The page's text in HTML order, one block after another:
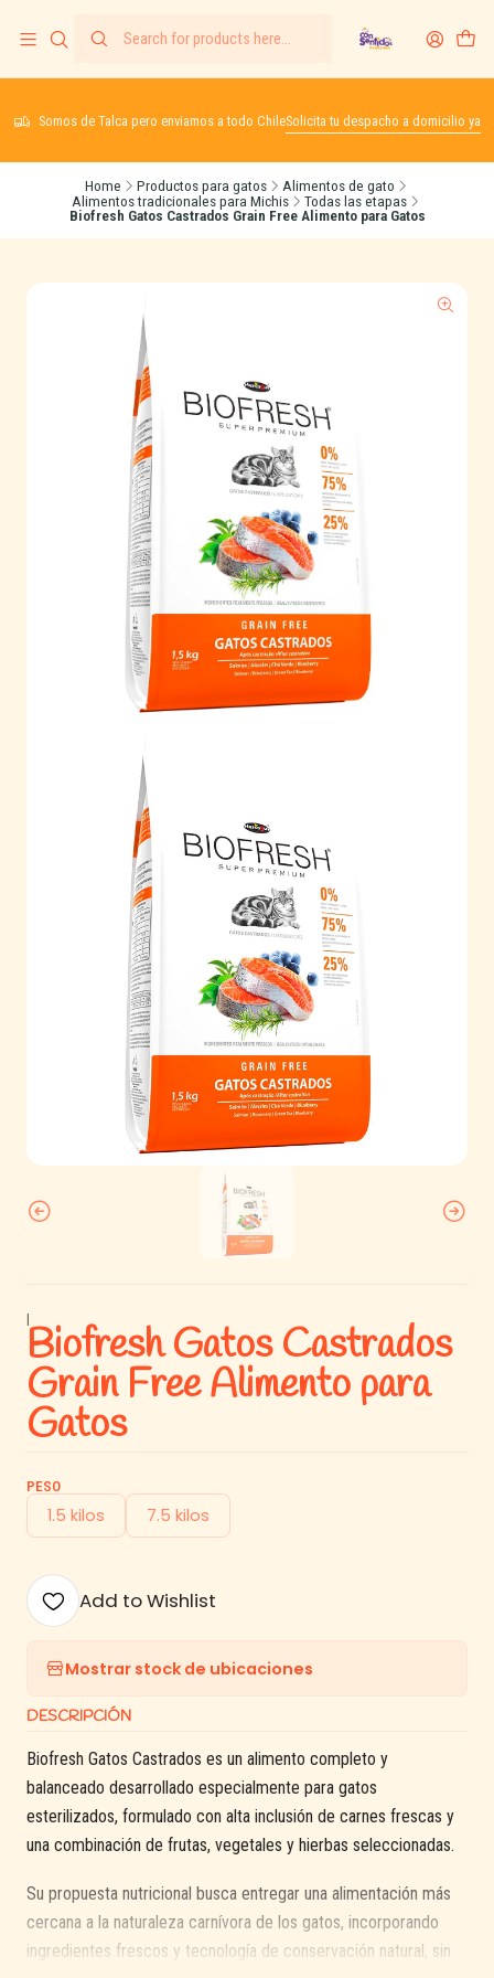
Somos de Talca pero enviamos a todo ChileSolicita tu despacho a domicilio ya
Home Productos para gatos
Alimentos de gato
Alimentos tradicionales para Michis
Todas las etapas
Biofresh Gatos Castrados Grain Free Alimento para Gatos
|
Biofresh Gatos Castrados
Grain Free Alimento para
Gatos
PESO
1.5 kilos 7.5 kilos
Add to Wishlist
Mostrar stock de ubicaciones
DESCRIPCIÓN
Biofresh Gatos Castrados es un alimento completo y
balanceado desarrollado especialmente para gatos
esterilizados, formulado con alta inclusión de carnes frescas y
una combinación de frutas, vegetales y hierbas seleccionadas.
Su propuesta nutricional busca entregar una alimentación más
cercana a la naturaleza carnívora de los gatos, incorporando
ingredientes frescos y tecnología de conservación natural, sin